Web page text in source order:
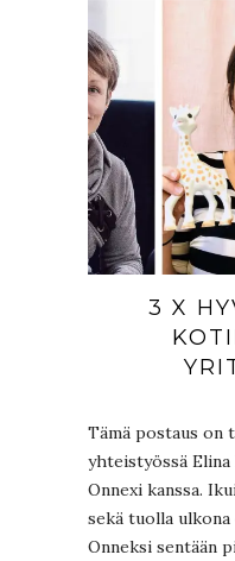
3 X
Tämä postaus on
yhteistyössä Elina
Onnexi kanssa.
sekä tuolla ulkona
Onneksi sentään